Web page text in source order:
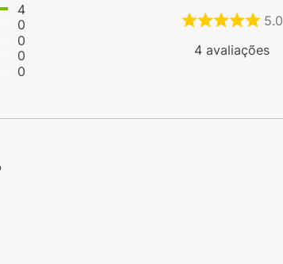
4
0
0
0
0
5.0
4 avaliações